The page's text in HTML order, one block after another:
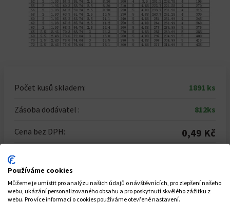
Počet kusů skladem: 1891 ks
Zásoba dodávatel : 812ks
Cena bez DPH: 0,49 Kč
Cena vč. DPH:
Počet kusů
- +
Používáme cookies
Můžeme je umístit pro analýzu našich údajů o návštěvnících, pro zlepšení našeho
webu, ukázání personalizovaného obsahu a pro poskytnutí skvělého zážitku z
webu. Pro více informací o cookies používáme otevřené nastavení.